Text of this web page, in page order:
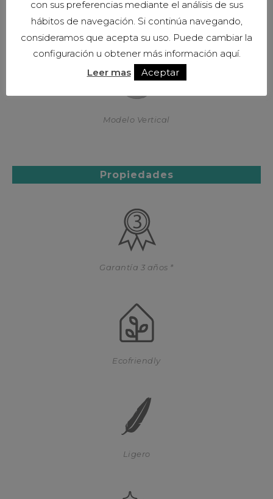
Modelo Vertical
Propiedades
Garantía 3 años *
Ecofriendly
Ligero
con sus preferencias mediante el análisis de sus
hábitos de navegación. Si continúa navegando,
consideramos que acepta su uso. Puede cambiar la
configuración u obtener más información aquí.
Leer mas
Aceptar